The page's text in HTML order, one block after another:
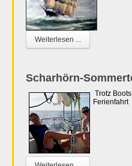
Weiterlesen ...
Scharhörn-
Trotz
Ferienfahrt